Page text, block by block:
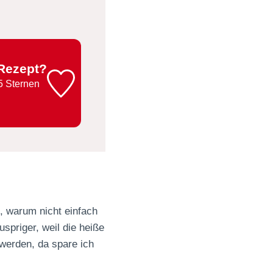
Sternen
warum nicht einfach
weil die heiße
da spare ich